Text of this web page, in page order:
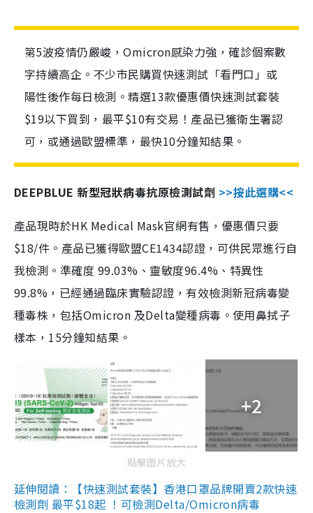
第5波疫情仍嚴峻，Omicron感染力強，確診個案數
字持續高企。不少市民購買快速測試「看門口」或
陽性後作每日檢測。精選13款優惠價快速測試套裝
$19以下買到，最平$10有交易！產品已獲衛生署認
可，或通過歐盟標準，最快10分鐘知結果。
DEEPBLUE 新型冠狀病毒抗原檢測試劑 >>按此選購<<
產品現時於HK Medical Mask官網有售，優惠價只要
$18/件。產品已獲得歐盟CE1434認證，可供民眾進行自
我檢測。準確度 99.03%、靈敏度96.4%、特異性
99.8%，已經通過臨床實驗認證，有效檢測新冠病毒變
種毒株，包括Omicron 及Delta變種病毒。使用鼻拭子
樣本，15分鐘知結果。
+2
點擊圖片放大
延伸閱讀：【快速測試套裝】香港口罩品牌開賣2款快速
檢測劑 最平$18起 ！可檢測Delta/Omicron病毒